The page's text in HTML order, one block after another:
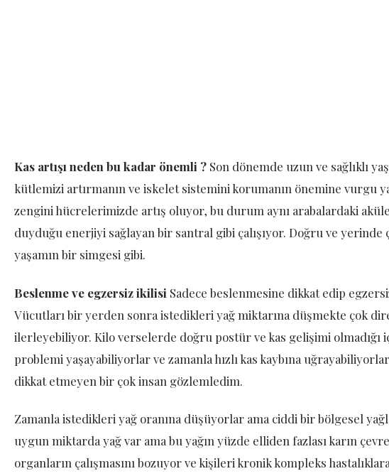
Kas artışı neden bu kadar önemli ? Son dönemde uzun ve sağlıklı
kütlemizi artırmanın ve iskelet sistemini korumanın önemine vurgu
zengini hücrelerimizde artış oluyor, bu durum aynı arabalardaki
duyduğu enerjiyi sağlayan bir santral gibi çalışıyor. Doğru ve yerinde
yaşamın bir simgesi gibi.
Beslenme ve egzersiz ikilisi Sadece beslenmesine dikkat edip
Vücutları bir yerden sonra istedikleri yağ miktarına düşmekte çok
ilerleyebiliyor. Kilo verselerde doğru postür ve kas gelişimi olmadığı
problemi yaşayabiliyorlar ve zamanla hızlı kas kaybına
dikkat etmeyen bir çok insan gözlemledim.
Zamanla istedikleri yağ oranına düşüyorlar ama ciddi bir bölgesel
uygun miktarda yağ var ama bu yağın yüzde elliden fazlası karın
organların çalışmasını bozuyor ve kişileri kronik kompleks